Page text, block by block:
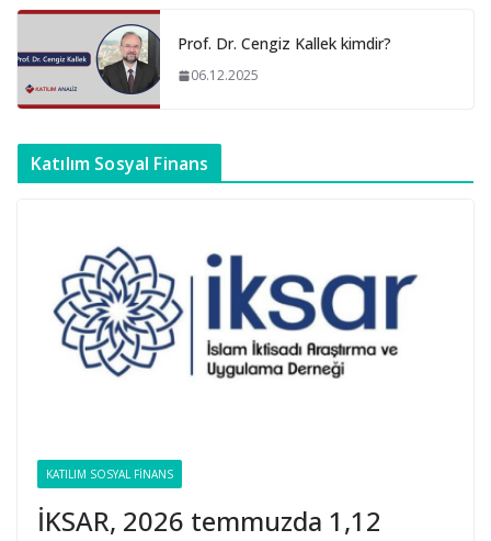
Prof. Dr. Cengiz Kallek kimdir?
06.12.2025
Katılım Sosyal Finans
KATILIM SOSYAL FINANS
İKSAR, 2026 temmuzda 1,12